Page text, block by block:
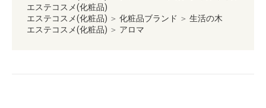
エステコスメ(化粧品)
エステコスメ(化粧品) ＞ 化粧品ブランド ＞ 生活の木
エステコスメ(化粧品) ＞ アロマ